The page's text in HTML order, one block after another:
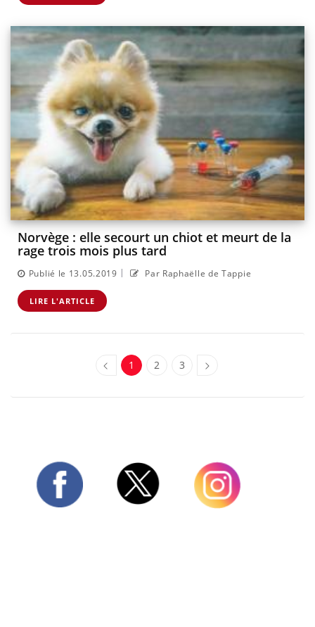
Norvège : elle secourt un chiot et meurt de la
rage trois mois plus tard
Publié le 13.05.2019 | Par Raphaëlle de Tappie
LIRE L'ARTICLE
1 2 3